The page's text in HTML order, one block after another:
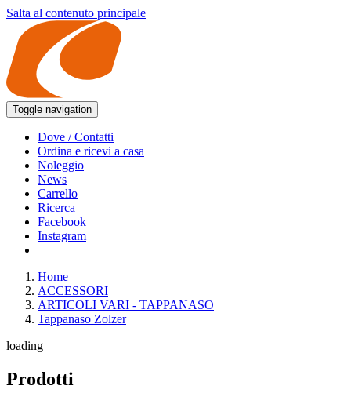
Salta al contenuto principale
Toggle navigation
Dove / Contatti
Ordina e ricevi a casa
Noleggio
News
Carrello
Ricerca
Facebook
Instagram
Home
ACCESSORI
ARTICOLI VARI - TAPPANASO
Tappanaso Zolzer
loading
Prodotti